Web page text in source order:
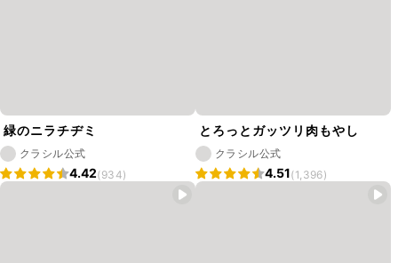
緑のニラチヂミ
クラシル公式
4.42(934)
とろっとガッツリ肉もやし
クラシル公式
4.51(1,396)